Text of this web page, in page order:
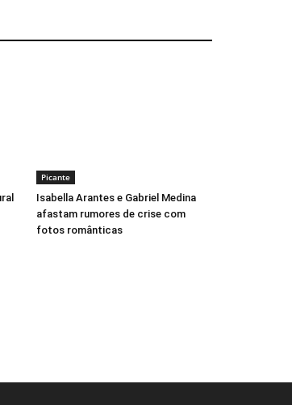
Picante
Isabella Arantes e Gabriel Medina
afastam rumores de crise com
fotos românticas